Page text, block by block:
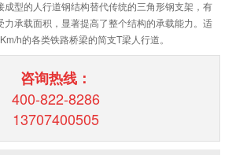
成型的人行道钢结构替代传统的三角形钢支架，有
力承载面积，显著提高了整个结构的承载能力。适
h的各类铁路桥梁的简支T梁人行道。
咨询热线：
400-822-8286
13707400505